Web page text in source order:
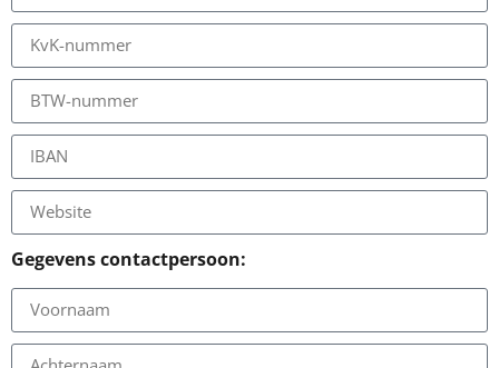
Gegevens contactpersoon: